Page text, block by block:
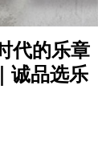
代的乐章
诚品选乐